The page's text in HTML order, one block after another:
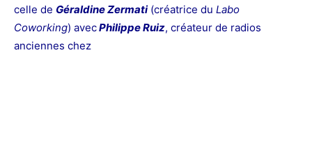
celle de Géraldine Zermati (créatrice du Labo
Coworking) avecPhilippe Ruiz, créateur de radios
anciennes chez